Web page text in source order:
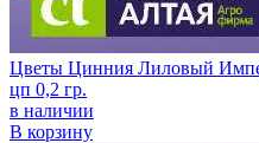
Цветы Цинния Лиловый
цп 0,2 гр.
в наличии
В корзину